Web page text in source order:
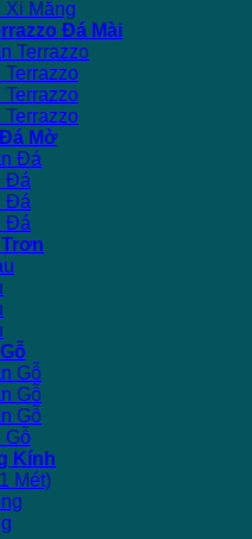
Xi Măng
Đá Mài
Terrazzo
Terrazzo
Terrazzo
Terrazzo
Mờ
Đá
Đá
Đá
Đá
Gỗ
Gỗ
Gỗ
Gỗ
Kính
Mét)